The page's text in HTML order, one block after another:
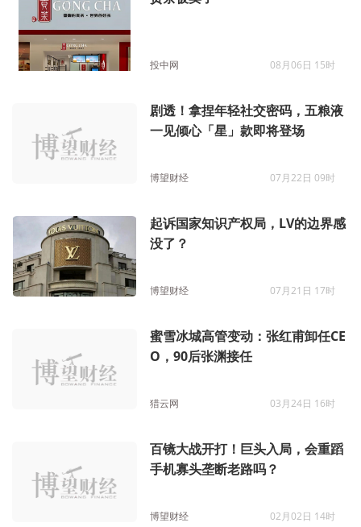
投中网 08月06日 15时
剧透！拿捏年轻社交密码，五粮液
一见倾心「星」款即将登场
博望财经 07月22日 09时
起诉国家知识产权局，LV的边界感
没了？
博望财经 07月21日 17时
蜜雪冰城高管变动：张红甫卸任CE
O，90后张渊接任
猎云网 03月24日 16时
百镜大战开打！巨头入局，会重蹈
手机寡头垄断老路吗？
博望财经 02月02日 14时